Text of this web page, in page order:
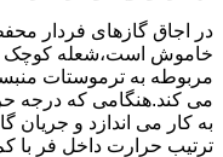
در اجاق گازهای فردار
خاموش است،شعله کوچک
مربوطه به ترموستات
می کند.هنگامی که درجه
به کار می اندازد و
ترتیب حرارت داخل فر با